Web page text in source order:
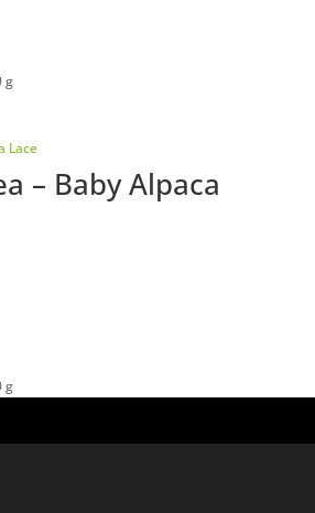
g
– Baby Alpaca
g